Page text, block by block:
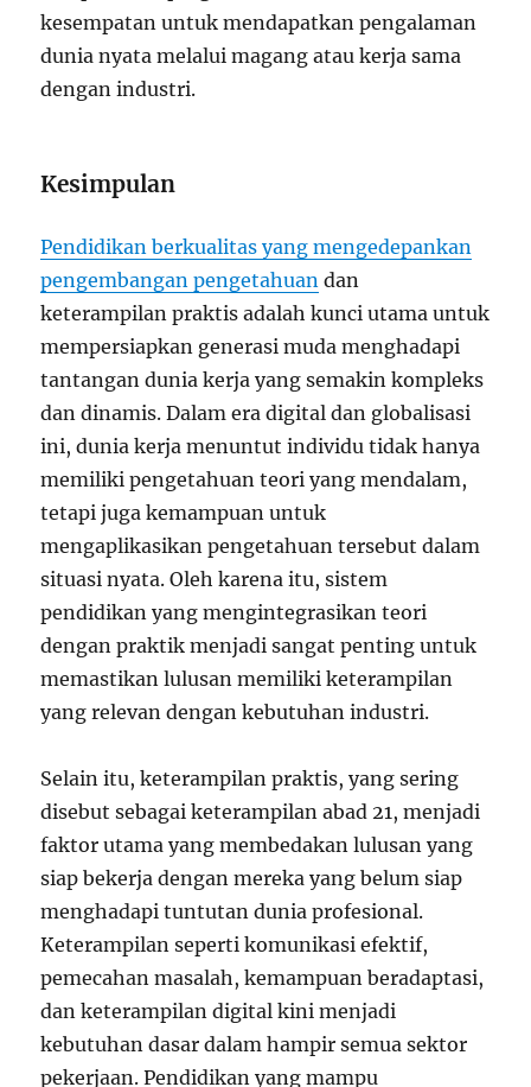
kesempatan untuk mendapatkan pengalaman
dunia nyata melalui magang atau kerja sama
dengan industri.
Kesimpulan
Pendidikan berkualitas yang mengedepankan
pengembangan pengetahuan dan
keterampilan praktis adalah kunci utama untuk
mempersiapkan generasi muda menghadapi
tantangan dunia kerja yang semakin kompleks
dan dinamis. Dalam era digital dan globalisasi
ini, dunia kerja menuntut individu tidak hanya
memiliki pengetahuan teori yang mendalam,
tetapi juga kemampuan untuk
mengaplikasikan pengetahuan tersebut dalam
situasi nyata. Oleh karena itu, sistem
pendidikan yang mengintegrasikan teori
dengan praktik menjadi sangat penting untuk
memastikan lulusan memiliki keterampilan
yang relevan dengan kebutuhan industri.
Selain itu, keterampilan praktis, yang sering
disebut sebagai keterampilan abad 21, menjadi
faktor utama yang membedakan lulusan yang
siap bekerja dengan mereka yang belum siap
menghadapi tuntutan dunia profesional.
Keterampilan seperti komunikasi efektif,
pemecahan masalah, kemampuan beradaptasi,
dan keterampilan digital kini menjadi
kebutuhan dasar dalam hampir semua sektor
pekerjaan. Pendidikan yang mampu